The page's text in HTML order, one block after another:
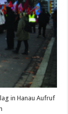
in Hanau Aufruf